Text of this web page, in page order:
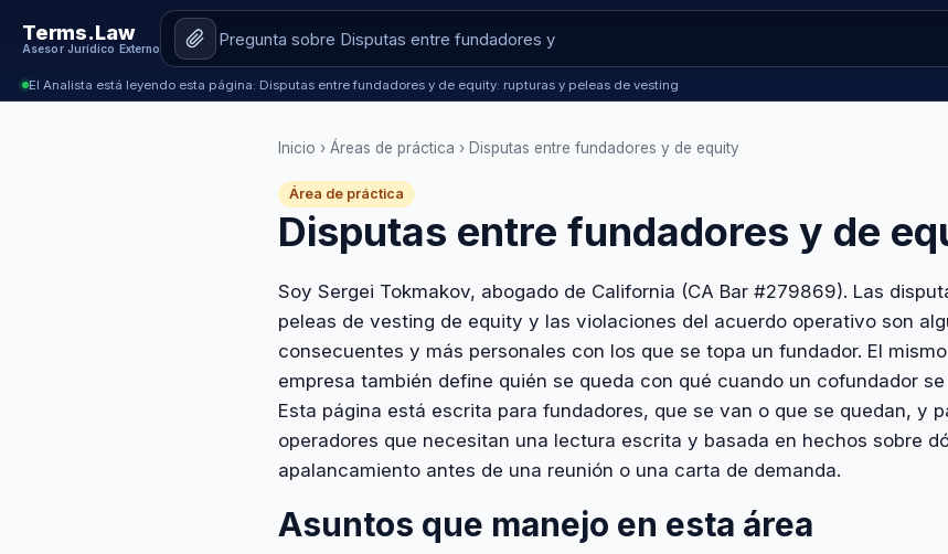
Terms.Law
Asesor Jurídico Externo
El Analista está leyendo esta página: Disputas entre fundadores y de equity: rupturas y peleas de vesting
Inicio › Áreas de práctica › Disputas entre fundadores y de equity
Área de práctica
Disputas entre fundadores y de
Soy Sergei Tokmakov, abogado de California (CA Bar #279869). Las
peleas de vesting de equity y las violaciones del acuerdo operativo son
consecuentes y más personales con los que se topa un fundador. El
empresa también define quién se queda con qué cuando un cofundador
Esta página está escrita para fundadores, que se van o que se quedan, y
operadores que necesitan una lectura escrita y basada en hechos sobre
apalancamiento antes de una reunión o una carta de demanda.
Asuntos que manejo en esta área